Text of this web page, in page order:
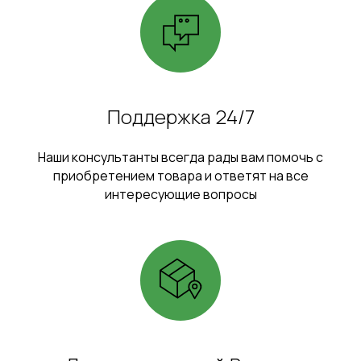
Поддержка 24/7
Наши консультанты всегда рады вам помочь с
приобретением товара и ответят на все
интересующие вопросы